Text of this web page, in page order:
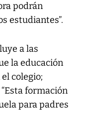
podrán
estudiantes”.
a las
la educación
colegio;
formación
para padres